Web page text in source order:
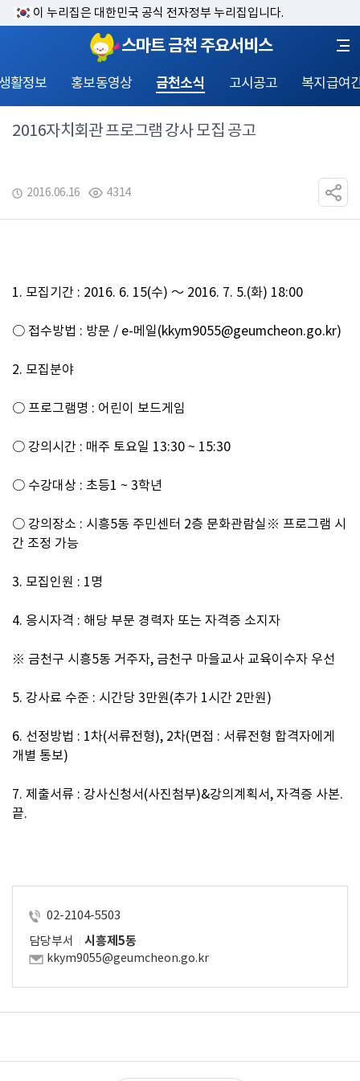
이 누리집은 대한민국 공식 전자정부 누리집입니다.
스마트 금천 주요서비스
활정보 홍보동영상 금천소식 고시공고 복지급여
2016자치회관 프로그램 강사 모집 공고
2016.06.16 4314
1. 모집기간 : 2016. 6. 15(수) ～ 2016. 7. 5.(화) 18:00
○ 접수방법 : 방문 / e-메일(kkym9055@geumcheon.go.kr)
2. 모집분야
○ 프로그램명 : 어린이 보드게임
○ 강의시간 : 매주 토요일 13:30 ~ 15:30
○ 수강대상 : 초등1 ~ 3학년
○ 강의장소 : 시흥5동 주민센터 2층 문화관람실 ※ 프로그램 시
간 조정 가능
3. 모집인원 : 1명
4. 응시자격 : 해당 부문 경력자 또는 자격증 소지자
※ 금천구 시흥5동 거주자, 금천구 마을교사 교육이수자 우선
5. 강사료 수준 : 시간당 3만원(추가 1시간 2만원)
6. 선정방법 : 1차(서류전형), 2차(면접 : 서류전형 합격자에게
개별 통보)
7. 제출서류 : 강사신청서 (사진첨부)&강의계획서, 자격증 사본
끝.
02-2104-5503
담당부서
시흥제5동
kkym9055@geumcheon.go.kr